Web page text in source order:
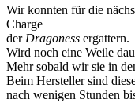
Wir konnten für die
Charge
der Dragoness ergattern.
Wird noch eine Weile
Mehr sobald wir sie in
Beim Hersteller sind
nach wenigen Stunden